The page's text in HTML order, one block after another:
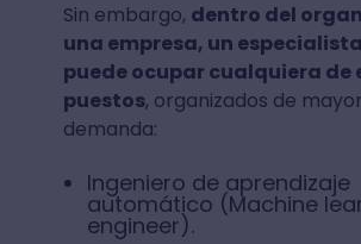
Sin embargo, dentro del
una empresa, un
puede ocupar cualquiera de
puestos, organizados de
demanda:
Ingeniero de aprendizaje
automático (Machine
engineer).